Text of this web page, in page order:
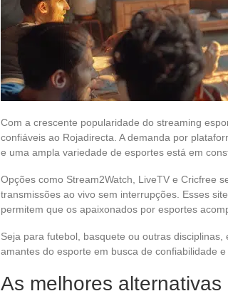
Com a crescente popularidade do streaming
confiáveis ao Rojadirecta. A demanda por
e uma ampla variedade de esportes está em
Opções como Stream2Watch, LiveTV e Cricfree
transmissões ao vivo sem interrupções. Esses
permitem que os apaixonados por esportes
Seja para futebol, basquete ou outras
amantes do esporte em busca de confiabilidade e
As melhores